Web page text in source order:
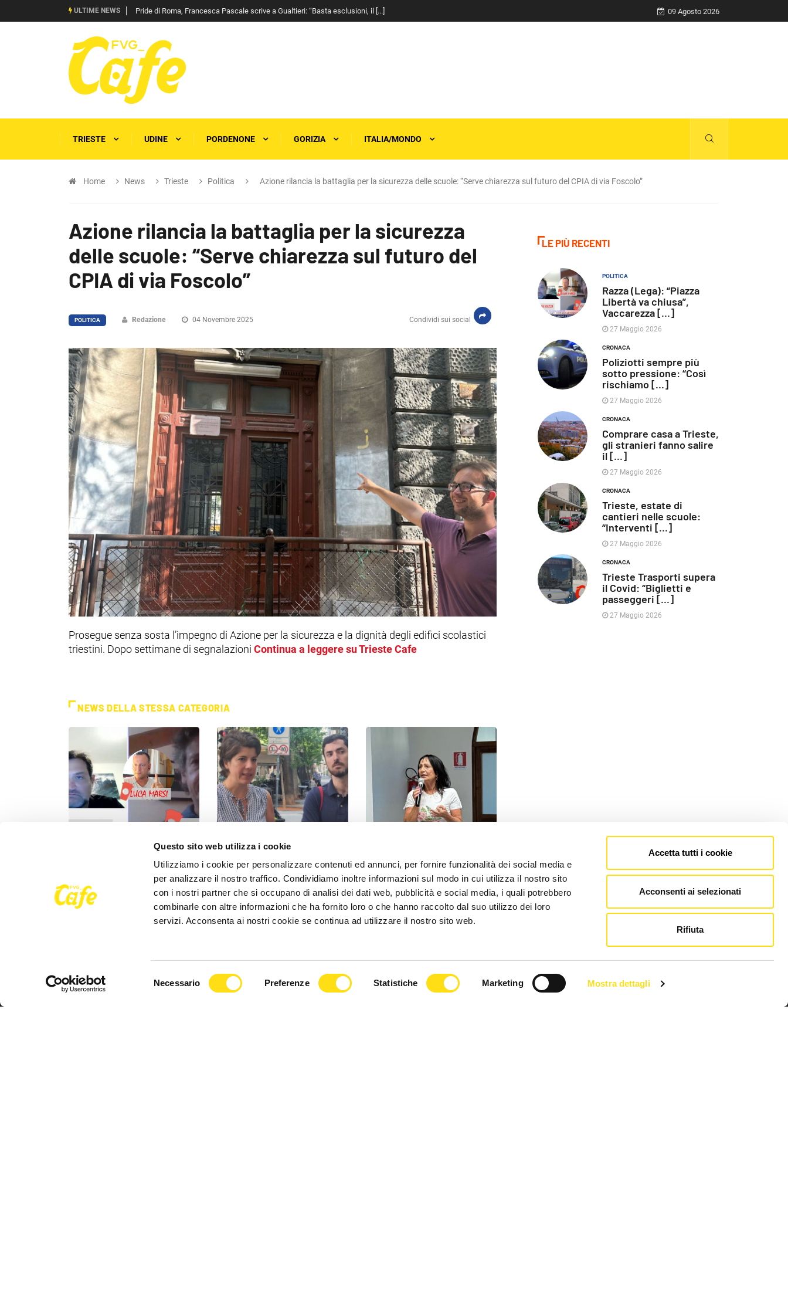
Questo sito web utilizza i cookie
Utilizziamo i cookie per personalizzare contenuti ed annunci, per fornire funzionalità dei social media e
per analizzare il nostro traffico. Condividiamo inoltre informazioni sul modo in cui utilizza il nostro sito
con i nostri partner che si occupano di analisi dei dati web, pubblicità e social media, i quali potrebbero
combinarle con altre informazioni che ha fornito loro o che hanno raccolto dal suo utilizzo dei loro
servizi. Acconsenta ai nostri cookie se continua ad utilizzare il nostro sito web.
Necessario Preferenze Statistiche Marketing Mostra dettagli
Accetta tutti i cookie
Acconsenti ai selezionati
Rifiuta
ULTIME NEWS Pride di Roma, Francesca Pascale scrive a Gualtieri: “Basta esclusioni, il [...] Razza (Lega): “Piazza Libertà va chiusa”,
09 Agosto 2026
TRIESTE UDINE PORDENONE GORIZIA ITALIA/MONDO
Home News Trieste Politica Azione rilancia la battaglia per la sicurezza delle scuole: “Serve chiarezza sul futuro del CPIA di via Foscolo”
Azione rilancia la battaglia per la sicurezza
delle scuole: “Serve chiarezza sul futuro del
CPIA di via Foscolo”
Condividi sui social
POLITICA Redazione 04 Novembre 2025
Prosegue senza sosta l’impegno di Azione per la sicurezza e la dignità degli edifici scolastici
triestini. Dopo settimane di segnalazioni Continua a leggere su Trieste Cafe
NEWS DELLA STESSA CATEGORIA
va chiusa”, Vaccarezza
(Adesso Trieste): [...]
POLITICA
Aggressione al ricordo Grilz,
maggioranza scappa dal [...]
27 Maggio 2026
“La Minaccia di Allah” di Anna
dedicato alla [...]
27 Maggio 2026
LE PIÙ RECENTI
POLITICA
Razza (Lega): “Piazza
Libertà va chiusa”,
Vaccarezza [...]
27 Maggio 2026
CRONACA
Poliziotti sempre più
sotto pressione: “Così
rischiamo [...]
27 Maggio 2026
CRONACA
Comprare casa a Trieste,
gli stranieri fanno salire
il [...]
27 Maggio 2026
CRONACA
Trieste, estate di
cantieri nelle scuole:
“Interventi [...]
27 Maggio 2026
CRONACA
Trieste Trasporti supera
il Covid: “Biglietti e
passeggeri [...]
27 Maggio 2026